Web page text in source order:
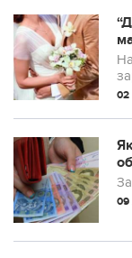
в
02
09